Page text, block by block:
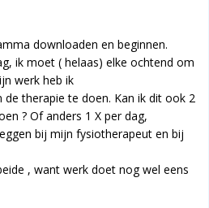
downloaden en beginnen.
ik moet ( helaas) elke ochtend om
werk heb ik
de therapie te doen. Kan ik dit ook 2
? Of anders 1 X per dag,
bij mijn fysiotherapeut en bij
, want werk doet nog wel eens